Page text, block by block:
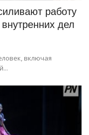
работу
дел
включая